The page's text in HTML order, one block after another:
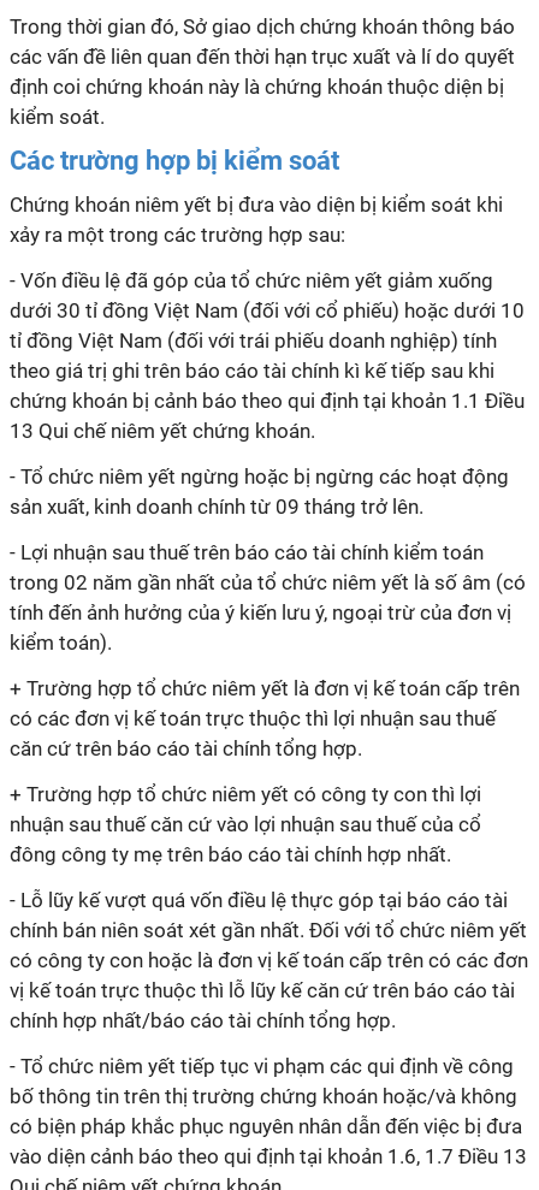
Trong thời gian đó, Sở giao dịch chứng khoán thông báo
các vấn đề liên quan đến thời hạn trục xuất và lí do quyết
định coi chứng khoán này là chứng khoán thuộc diện bị
kiểm soát.
Các trường hợp bị kiểm soát
Chứng khoán niêm yết bị đưa vào diện bị kiểm soát khi
xảy ra một trong các trường hợp sau:
- Vốn điều lệ đã góp của tổ chức niêm yết giảm xuống
dưới 30 tỉ đồng Việt Nam (đối với cổ phiếu) hoặc dưới 10
tỉ đồng Việt Nam (đối với trái phiếu doanh nghiệp) tính
theo giá trị ghi trên báo cáo tài chính kì kế tiếp sau khi
chứng khoán bị cảnh báo theo qui định tại khoản 1.1 Điều
13 Qui chế niêm yết chứng khoán.
- Tổ chức niêm yết ngừng hoặc bị ngừng các hoạt động
sản xuất, kinh doanh chính từ 09 tháng trở lên.
- Lợi nhuận sau thuế trên báo cáo tài chính kiểm toán
trong 02 năm gần nhất của tổ chức niêm yết là số âm (có
tính đến ảnh hưởng của ý kiến lưu ý, ngoại trừ của đơn vị
kiểm toán).
+ Trường hợp tổ chức niêm yết là đơn vị kế toán cấp trên
có các đơn vị kế toán trực thuộc thì lợi nhuận sau thuế
căn cứ trên báo cáo tài chính tổng hợp.
+ Trường hợp tổ chức niêm yết có công ty con thì lợi
nhuận sau thuế căn cứ vào lợi nhuận sau thuế của cổ
đông công ty mẹ trên báo cáo tài chính hợp nhất.
- Lỗ lũy kế vượt quá vốn điều lệ thực góp tại báo cáo tài
chính bán niên soát xét gần nhất. Đối với tổ chức niêm yết
có công ty con hoặc là đơn vị kế toán cấp trên có các đơn
vị kế toán trực thuộc thì lỗ lũy kế căn cứ trên báo cáo tài
chính hợp nhất/báo cáo tài chính tổng hợp.
- Tổ chức niêm yết tiếp tục vi phạm các qui định về công
bố thông tin trên thị trường chứng khoán hoặc/và không
có biện pháp khắc phục nguyên nhân dẫn đến việc bị đưa
vào diện cảnh báo theo qui định tại khoản 1.6, 1.7 Điều 13